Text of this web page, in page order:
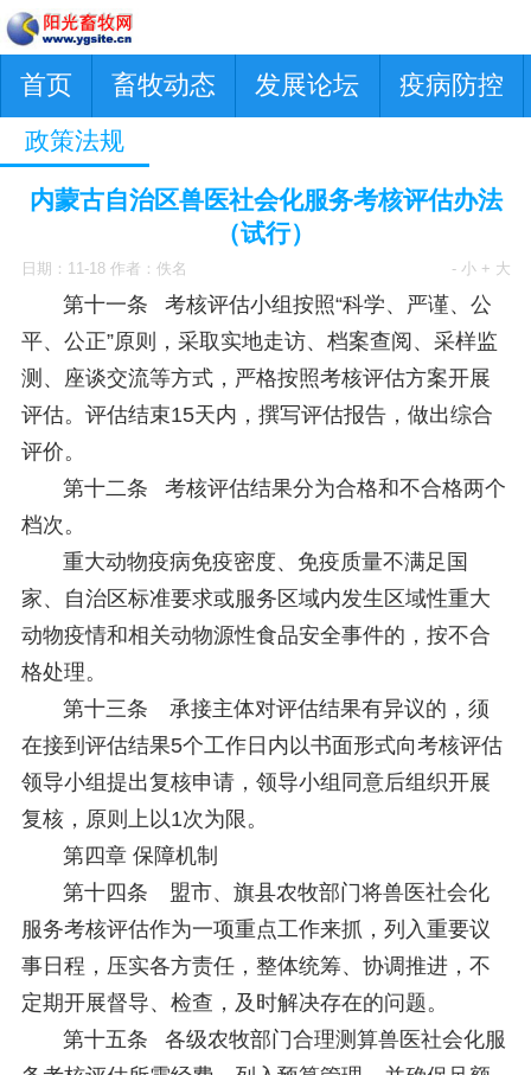
首页 畜牧动态 发展论坛 疫病防控
政策法规
内蒙古自治区兽医社会化服务考核评估办法
（试行）
日期：11-18 作者：佚名 - 小 + 大
第十一条 考核评估小组按照“科学、严谨、公
平、公正”原则，采取实地走访、档案查阅、采样监
测、座谈交流等方式，严格按照考核评估方案开展
评估。评估结束15天内，撰写评估报告，做出综合
评价。
第十二条 考核评估结果分为合格和不合格两个
档次。
重大动物疫病免疫密度、免疫质量不满足国
家、自治区标准要求或服务区域内发生区域性重大
动物疫情和相关动物源性食品安全事件的，按不合
格处理。
第十三条 承接主体对评估结果有异议的，须
在接到评估结果5个工作日内以书面形式向考核评估
领导小组提出复核申请，领导小组同意后组织开展
复核，原则上以1次为限。
第四章 保障机制
第十四条 盟市、旗县农牧部门将兽医社会化
服务考核评估作为一项重点工作来抓，列入重要议
事日程，压实各方责任，整体统筹、协调推进，不
定期开展督导、检查，及时解决存在的问题。
第十五条 各级农牧部门合理测算兽医社会化服